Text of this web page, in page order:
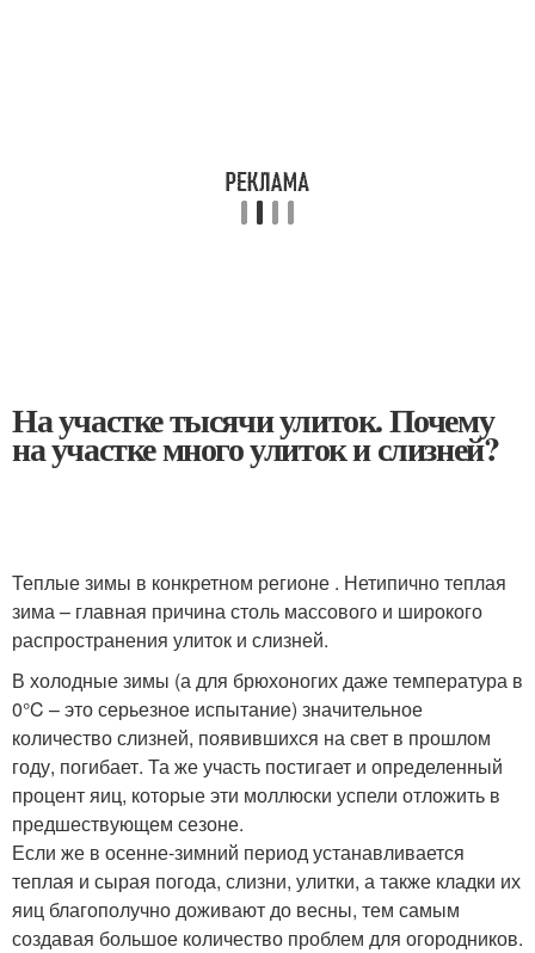
На участке тысячи улиток. Почему
на участке много улиток и слизней?
Теплые зимы в конкретном регионе . Нетипично теплая
зима – главная причина столь массового и широкого
распространения улиток и слизней.
В холодные зимы (а для брюхоногих даже температура в
0°C – это серьезное испытание) значительное
количество слизней, появившихся на свет в прошлом
году, погибает. Та же участь постигает и определенный
процент яиц, которые эти моллюски успели отложить в
предшествующем сезоне.
Если же в осенне-зимний период устанавливается
теплая и сырая погода, слизни, улитки, а также кладки их
яиц благополучно доживают до весны, тем самым
создавая большое количество проблем для огородников.